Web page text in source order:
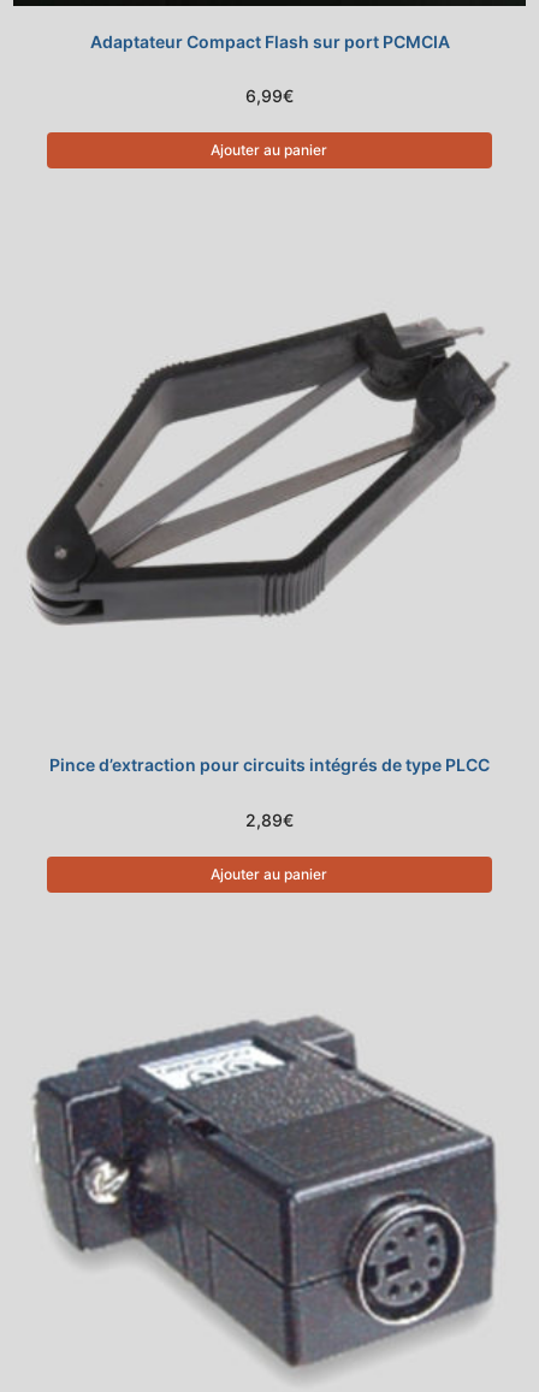
Adaptateur Compact Flash sur port PCMCIA
6,99€
Ajouter au panier
Pince d’extraction pour circuits intégrés de type PLCC
2,89€
Ajouter au panier